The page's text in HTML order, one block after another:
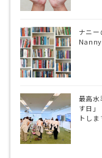
ナニ
最高水
す日
トしま